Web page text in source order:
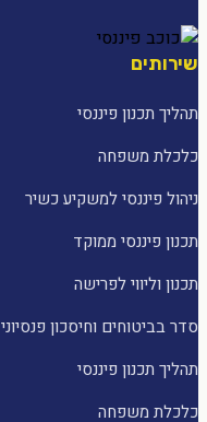
שירותים
תהליך תכנון פיננסי
כלכלת משפחה
ניהול פיננסי למשקיע כשיר
תכנון פיננסי ממוקד
תכנון וליווי לפרישה
סדר בביטוחים וחיסכון פנסיוני
תהליך תכנון פיננסי
כלכלת משפחה